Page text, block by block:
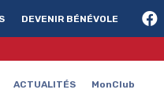
DEVENIR BÉNÉVOLE
ACTUALITÉS MonClub